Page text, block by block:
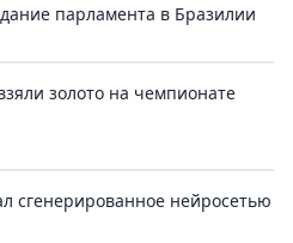
парламента в Бразилии
золото на чемпионате
сгенерированное нейросетью